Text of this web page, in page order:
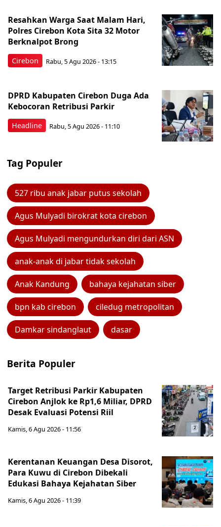
Cirebon
Resahkan Warga Saat Malam Hari,
Polres Cirebon Kota Sita 32 Motor
Berknalpot Brong
Rabu, 5 Agu 2026 - 13:15
Headline
DPRD Kabupaten Cirebon Duga Ada
Kebocoran Retribusi Parkir
Rabu, 5 Agu 2026 - 11:10
Tag Populer
527 ribu anak jabar putus sekolah
Agus Mulyadi birokrat kota cirebon
Agus Mulyadi mengundurkan diri dari ASN
anak-anak di jabar tidak sekolah
Anak Kandung bahaya kejahatan siber
bpn kab cirebon ciledug metropolitan
Damkar sindanglaut dasar
Berita Populer
Target Retribusi Parkir Kabupaten
Cirebon Anjlok ke Rp1,6 Miliar, DPRD
Desak Evaluasi Potensi Riil
Kamis, 6 Agu 2026 - 11:56
Kerentanan Keuangan Desa Disorot,
Para Kuwu di Cirebon Dibekali
Edukasi Bahaya Kejahatan Siber
Kamis, 6 Agu 2026 - 11:39